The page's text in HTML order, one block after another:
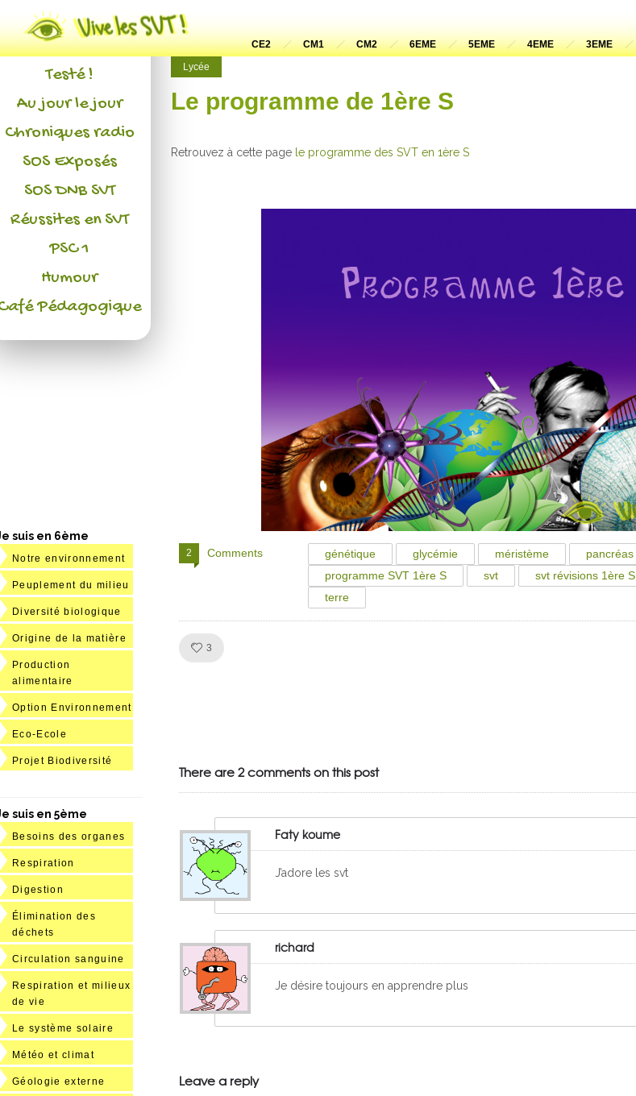
CE2 CM1 CM2 6EME 5EME 4EME 3EME
Lycée
Le programme de 1ère S
Retrouvez à cette page le programme des SVT en 1ère S
2 Comments génétique glycémie méristème pancréas
programme SVT 1ère S
svt svt révisions 1ère S
terre
3
There are 2 comments on this post
Faty koume
J’adore les svt
richard
Je désire toujours en apprendre plus
Leave a reply
Actualités
L'association
Testé !
Au jour le jour
Chroniques radio
SOS Exposés
SOS DNB SVT
Réussites en SVT
PSC 1
Humour
Pédagogique
suis en 6ème
Notre environnement
Peuplement du milieu
Diversité biologique
Origine de la matière
Production
alimentaire
Option Environnement
Eco-Ecole
Projet Biodiversité
suis en 5ème
Besoins des organes
Respiration
Digestion
Élimination des
déchets
Circulation sanguine
Respiration et milieux
de vie
Le système solaire
Météo et climat
Géologie externe